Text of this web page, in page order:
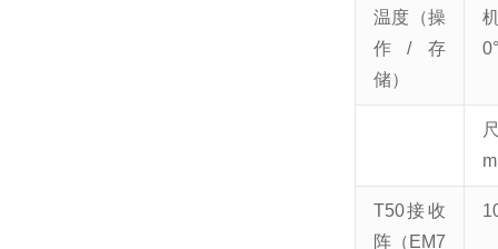
温度（操
作/存
储）
T50接收
阵（EM7